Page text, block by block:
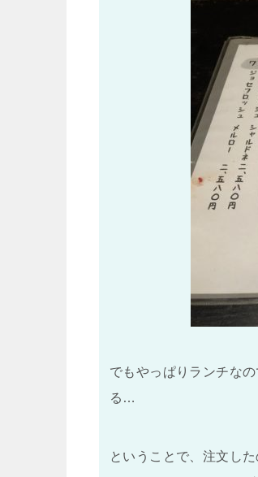
でもやっぱりランチな
る…
ということで、注文し